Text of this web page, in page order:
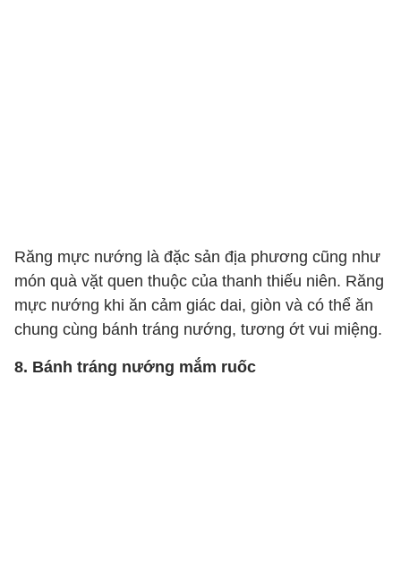
Răng mực nướng là đặc sản địa phương cũng như
món quà vặt quen thuộc của thanh thiếu niên. Răng
mực nướng khi ăn cảm giác dai, giòn và có thể ăn
chung cùng bánh tráng nướng, tương ớt vui miệng.
8. Bánh tráng nướng mắm ruốc